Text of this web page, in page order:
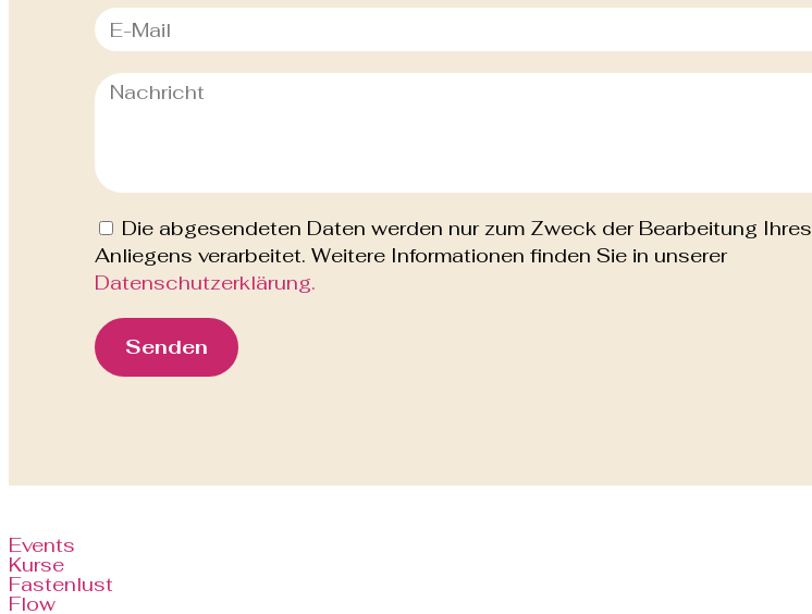
Die abgesendeten Daten werden nur zum Zweck der Bearbeitung Ihres
Anliegens verarbeitet. Weitere Informationen finden Sie in unserer
Datenschutzerklärung.
Senden
Events
Kurse
Fastenlust
Flow